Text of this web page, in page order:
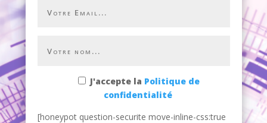
J'accepte la Politique de
confidentialité
[honeypot question-securite move-inline-css:true